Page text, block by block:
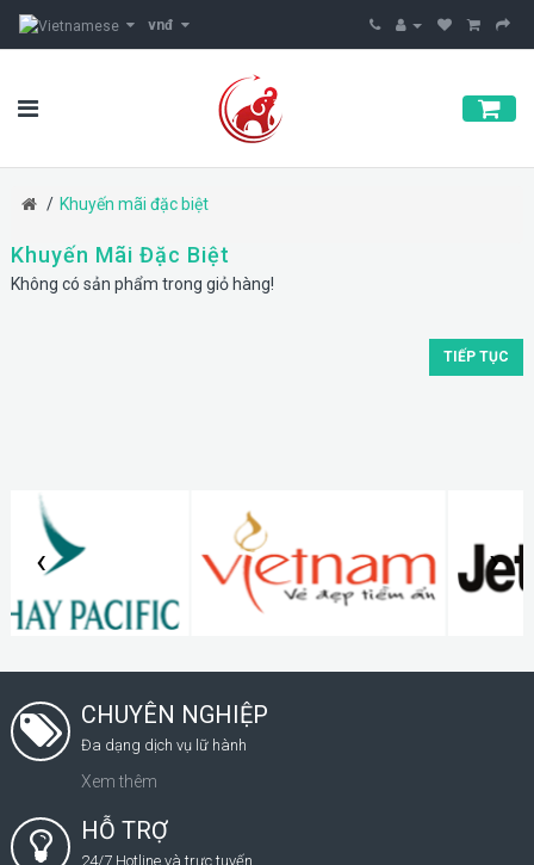
vnđ
Khuyến mãi đặc biệt
Khuyến Mãi Đặc Biệt
Không có sản phẩm trong giỏ hàng!
TIẾP TỤC
‹ ›
CHUYÊN NGHIỆP
Đa dạng dịch vụ lữ hành
Xem thêm
HỖ TRỢ
24/7 Hotline và trực tuyến